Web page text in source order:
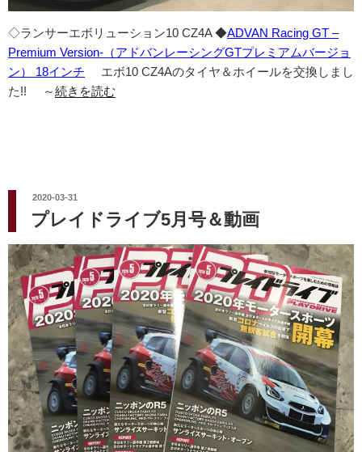
◇ランサーエボリューション10 CZ4A ◆ADVAN Racing GT –
Premium Version-（アドバンレーシングGTプレミアムバージョ
ン） 18インチ エボ10 CZ4Aのタイヤ＆ホイールを交換しまし
た!! ～続きを読む
投
日:
2020-03-31
プレイドライブ5月号＆動画